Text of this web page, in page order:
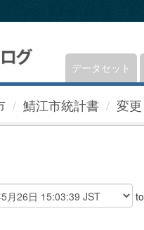
データセット
鯖江市統計書 変更
to